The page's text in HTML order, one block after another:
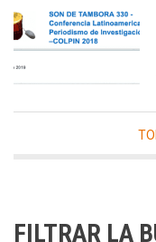
FILTRAR LA